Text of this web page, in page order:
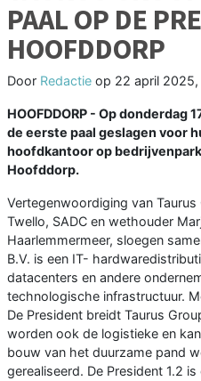
PAAL OP DE
HOOFDDORP
Door Redactie op 22 april 2025,
HOOFDDORP - Op donderdag
de eerste paal geslagen voor
hoofdkantoor op bedrijvenpark
Hoofddorp.
Vertegenwoordiging van
Twello, SADC en wethouder
Haarlemmermeer, sloegen
B.V. is een IT-
datacenters en andere
technologische infrastructuur.
De President breidt Taurus
worden ook de logistieke en
bouw van het duurzame pand
gerealiseerd. De President 1.2